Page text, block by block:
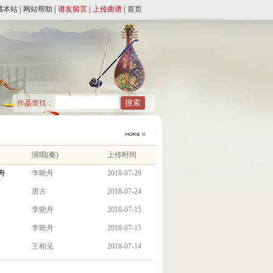
本站 网站帮助 谱友留言 上传曲谱 首页
作品查找：
演唱(奏) 上传时间
李晓舟 2018-07-29
唐古 2018-07-24
李晓舟 2018-07-15
李晓舟 2018-07-15
王相见 2018-07-14